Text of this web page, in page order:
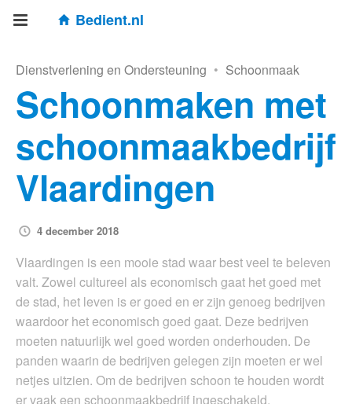
Bedient.nl
Dienstverlening en Ondersteuning • Schoonmaak
Schoonmaken met
schoonmaakbedrijf
Vlaardingen
4 december 2018
Vlaardingen is een mooie stad waar best veel te beleven
valt. Zowel cultureel als economisch gaat het goed met
de stad, het leven is er goed en er zijn genoeg bedrijven
waardoor het economisch goed gaat. Deze bedrijven
moeten natuurlijk wel goed worden onderhouden. De
panden waarin de bedrijven gelegen zijn moeten er wel
netjes uitzien. Om de bedrijven schoon te houden wordt
er vaak een schoonmaakbedrijf ingeschakeld.